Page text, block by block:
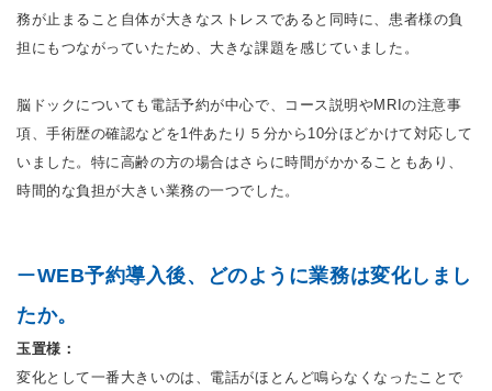
務が止まること自体が大きなストレスであると同時に、患者様の負
担にもつながっていたため、大きな課題を感じていました。
脳ドックについても電話予約が中心で、コース説明やMRIの注意事
項、手術歴の確認などを1件あたり５分から10分ほどかけて対応して
いました。特に高齢の方の場合はさらに時間がかかることもあり、
時間的な負担が大きい業務の一つでした。
ーWEB予約導入後、どのように業務は変化しまし
たか。
玉置様：
変化として一番大きいのは、電話がほとんど鳴らなくなったことで